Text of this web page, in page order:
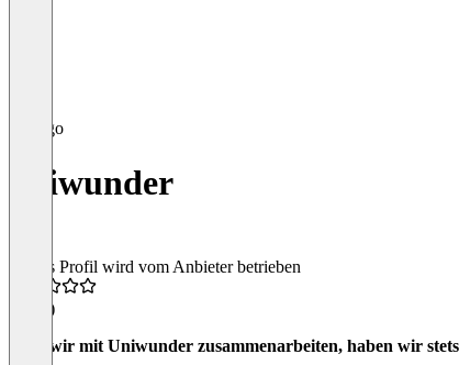
uniwunder
Dieses Profil wird vom Anbieter betrieben
(4)
“Seit wir mit Uniwunder zusammenarbeiten, haben wir